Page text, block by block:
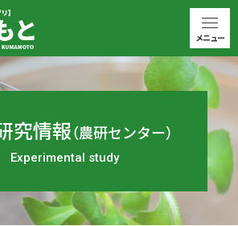
究情報（農研センター）
Experimental study
メニュー